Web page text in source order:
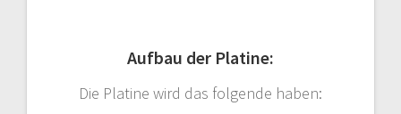
Aufbau der Platine:
Die Platine wird das folgende haben: